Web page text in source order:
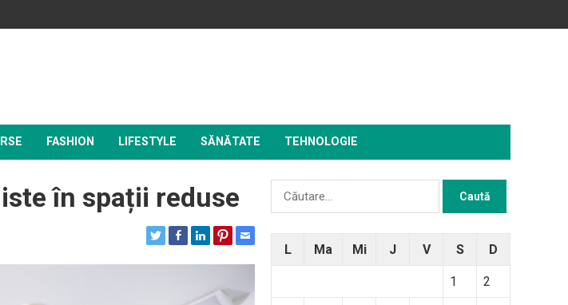
FASHION LIFESTYLE SĂNĂTATE TEHNOLOGIE
în spații reduse
Caută
L Ma Mi J V S D
1 2